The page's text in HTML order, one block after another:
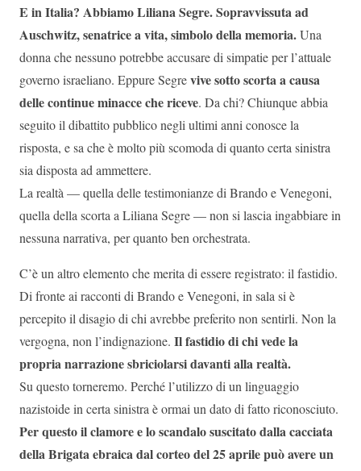
E in Italia? Abbiamo Liliana Segre. Sopravvissuta ad
Auschwitz, senatrice a vita, simbolo della memoria.Una
donna che nessuno potrebbe accusare di simpatie per l’attuale
governo israeliano. Eppure Segrevive sotto scorta a causa
delle continue minacce che riceve. Da chi? Chiunque abbia
seguito il dibattito pubblico negli ultimi anni conosce la
risposta, e sa che è molto più scomoda di quanto certa sinistra
sia disposta ad ammettere.
La realtà — quella delle testimonianze di Brando e Venegoni,
quella della scorta a Liliana Segre — non si lascia ingabbiare in
nessuna narrativa, per quanto ben orchestrata.
C’è un altro elemento che merita di essere registrato: il fastidio.
Di fronte ai racconti di Brando e Venegoni, in sala si è
percepito il disagio di chi avrebbe preferito non sentirli. Non la
vergogna, non l’indignazione. Il fastidio di chi vede la
propria narrazione sbriciolarsi davanti alla realtà.
Su questo torneremo. Perché l’utilizzo di un linguaggio
nazistoide in certa sinistra è ormai un dato di fatto riconosciuto.
Per questo il clamore e lo scandalo suscitato dalla cacciata
della Brigata ebraica dal corteo del 25 aprile può avere un